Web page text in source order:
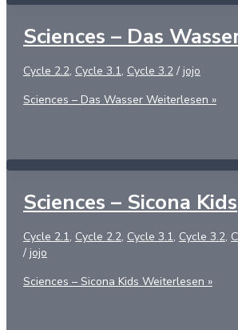
Sciences – Das
Cycle 2.2, Cycle 3.1, Cycle 3.2 / jojo
Sciences – Das Wasser Weiterlesen »
Sciences – Sicona Kids
Cycle 2.1, Cycle 2.2, Cycle 3.1, Cycle 3.2,
/ jojo
Sciences – Sicona Kids Weiterlesen »